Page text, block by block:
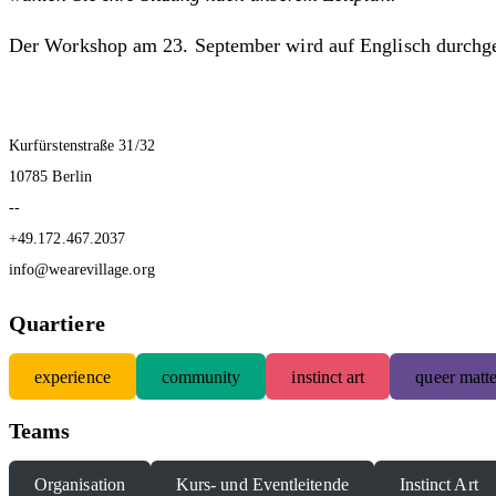
Der Workshop am 23. September wird auf Englisch
Kurfürstenstraße 31/32
10785 Berlin
--
+49.172.467.2037
info@wearevillage.org
Quartiere
experience community instinct art queer
Teams
Organisation Kurs- und Eventleitende Instinct Art